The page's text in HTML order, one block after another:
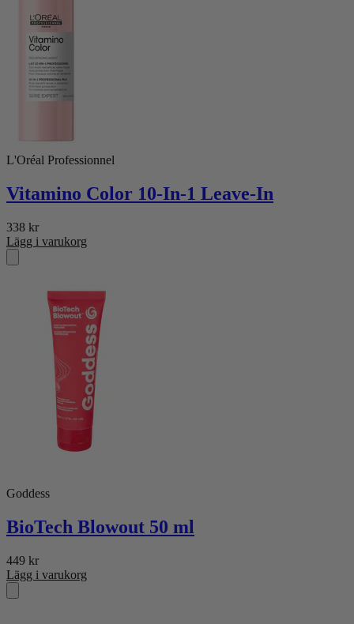
L'Oréal Professionnel
Vitamino Color 10-In-1 Leave-In
338 kr
Lägg i varukorg
Goddess
BioTech Blowout 50 ml
449 kr
Lägg i varukorg